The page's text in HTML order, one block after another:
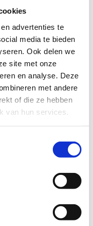
advertenties te
media te bieden
Ook delen we
site met onze
en analyse. Deze
met andere
of die ze hebben
van hun services.
Envoyer
ici (en